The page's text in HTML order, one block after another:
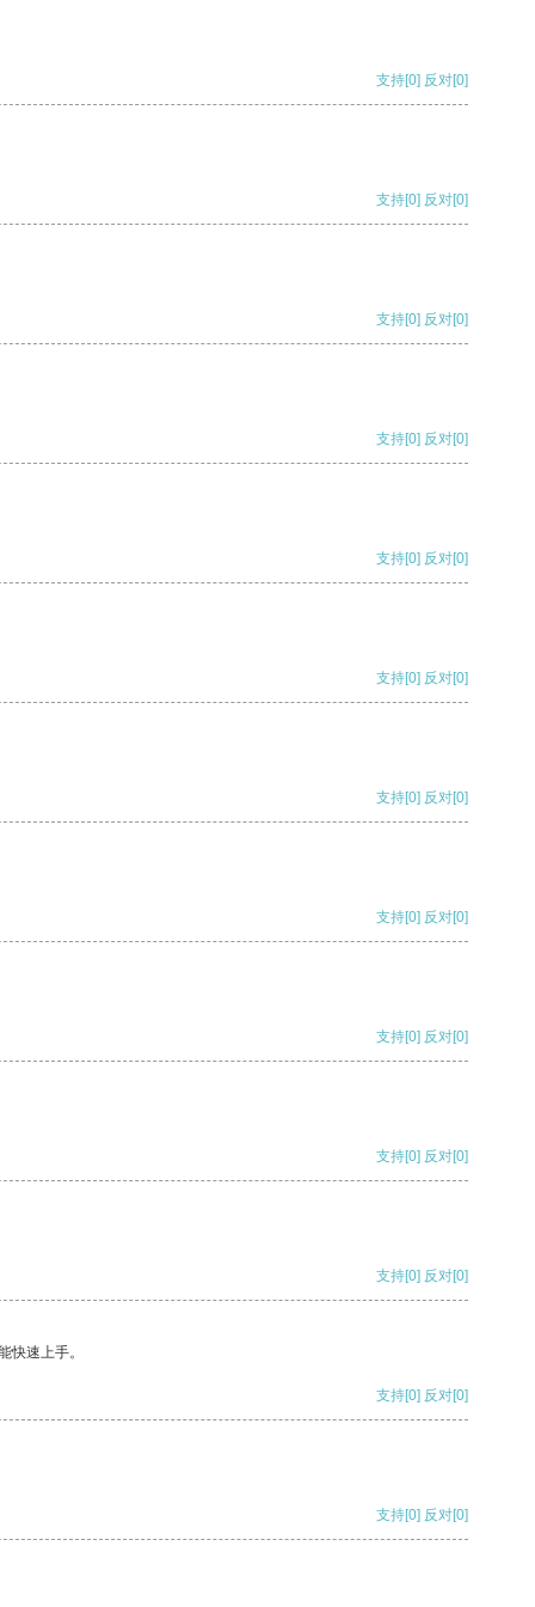
支持[0] 反对[0]
支持[0] 反对[0]
支持[0] 反对[0]
支持[0] 反对[0]
支持[0] 反对[0]
支持[0] 反对[0]
支持[0] 反对[0]
支持[0] 反对[0]
支持[0] 反对[0]
支持[0] 反对[0]
支持[0] 反对[0]
快速上手。
支持[0] 反对[0]
支持[0] 反对[0]